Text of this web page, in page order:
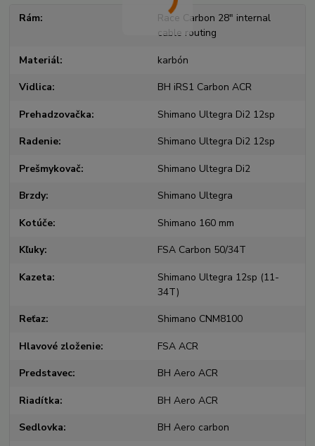
Rám
Race Carbon 28" internal
cable routing
Materiál karbón
Vidlica BH iRS1 Carbon ACR
Prehadzovačka Shimano Ultegra Di2 12sp
Radenie Shimano Ultegra Di2 12sp
Prešmykovač Shimano Ultegra Di2
Brzdy Shimano Ultegra
Kotúče Shimano 160 mm
Kľuky FSA Carbon 50/34T
Kazeta
Shimano Ultegra 12sp (11-
34T)
Reťaz Shimano CNM8100
Hlavové zloženie FSA ACR
Predstavec BH Aero ACR
Riadítka BH Aero ACR
Sedlovka BH Aero carbon